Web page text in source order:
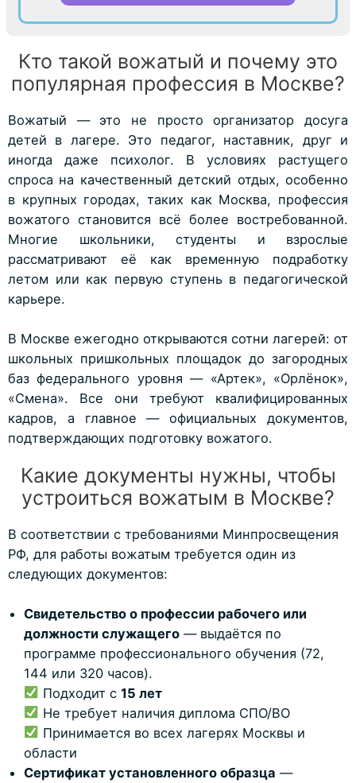
Кто такой вожатый и почему это
популярная профессия в Москве?
Вожатый — это не просто организатор досуга
детей в лагере. Это педагог, наставник, друг и
иногда даже психолог. В условиях растущего
спроса на качественный детский отдых, особенно
в крупных городах, таких как Москва, профессия
вожатого становится всё более востребованной.
Многие школьники, студенты и взрослые
рассматривают её как временную подработку
летом или как первую ступень в педагогической
карьере.
В Москве ежегодно открываются сотни лагерей: от
школьных пришкольных площадок до загородных
баз федерального уровня — «Артек», «Орлёнок»,
«Смена». Все они требуют квалифицированных
кадров, а главное — официальных документов,
подтверждающих подготовку вожатого.
Какие документы нужны, чтобы
устроиться вожатым в Москве?
В соответствии с требованиями Минпросвещения
РФ, для работы вожатым требуется один из
следующих документов:
Свидетельство о профессии рабочего или
должности служащего — выдаётся по
программе профессионального обучения (72,
144 или 320 часов).
Подходит с 15 лет
Не требует наличия диплома СПО/ВО
Принимается во всех лагерях Москвы и
области
Сертификат установленного образца —